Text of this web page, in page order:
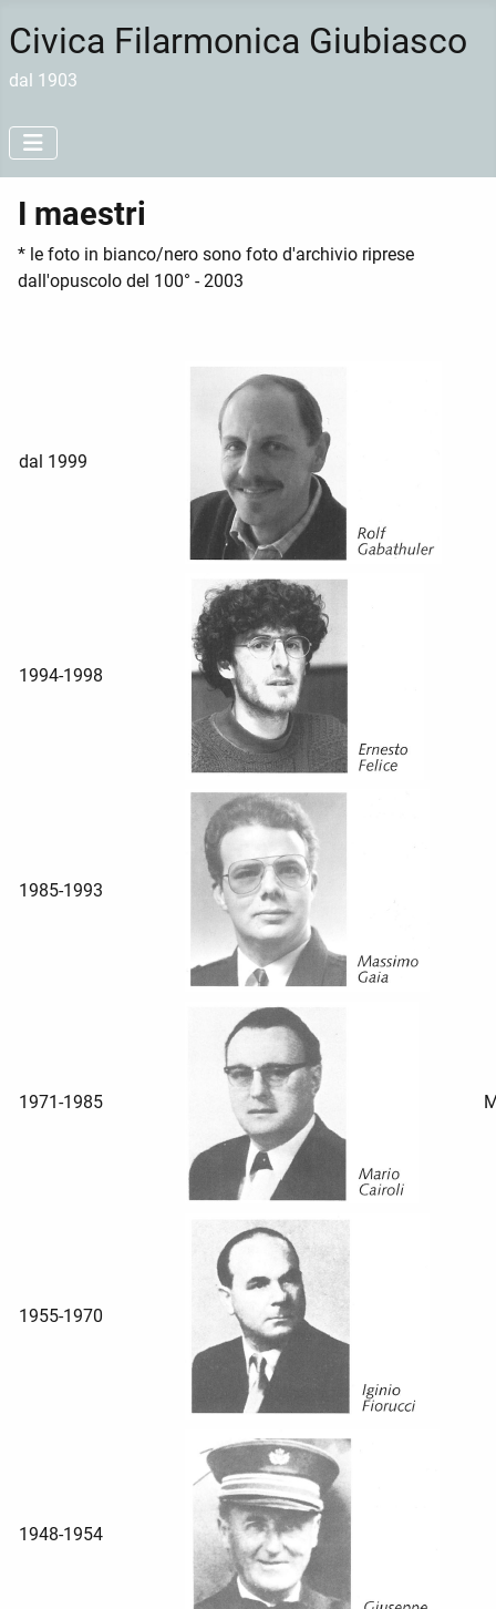
Civica Filarmonica Giubiasco
dal 1903
I maestri
* le foto in bianco/nero sono foto d'archivio riprese
dall'opuscolo del 100° - 2003
dal 1999
1994-1998
1985-1993
1971-1985
1955-1970
1948-1954